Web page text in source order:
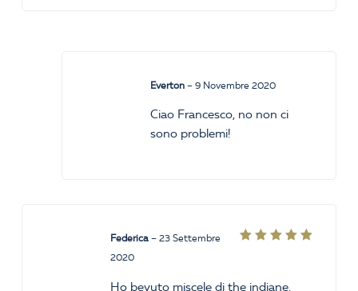
Everton – 9 Novembre 2020
Ciao Francesco, no non ci
sono problemi!
Federica – 23 Settembre
2020
Ho bevuto miscele di the indiane,